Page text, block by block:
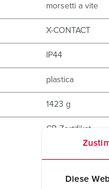
Diese
morsetti a vite
X-CONTACT
IP44
plastica
1423 g
CB Zertifikat